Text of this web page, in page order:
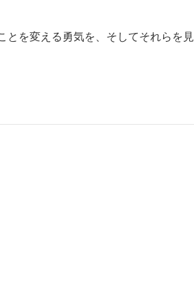
とを変える勇気を、そしてそれらを見